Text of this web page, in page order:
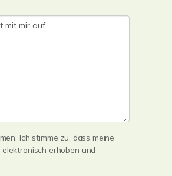
Ich stimme zu, dass meine
erhoben und